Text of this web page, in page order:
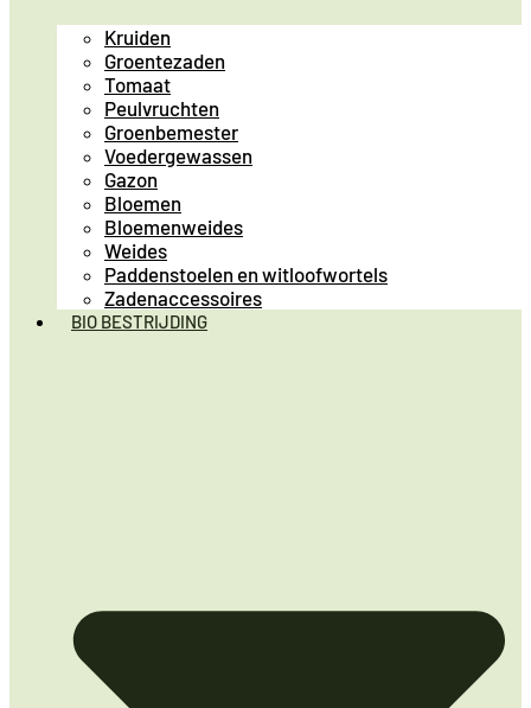
Kruiden
Groentezaden
Tomaat
Peulvruchten
Groenbemester
Voedergewassen
Gazon
Bloemen
Bloemenweides
Weides
Paddenstoelen en witloofwortels
Zadenaccessoires
BIO BESTRIJDING